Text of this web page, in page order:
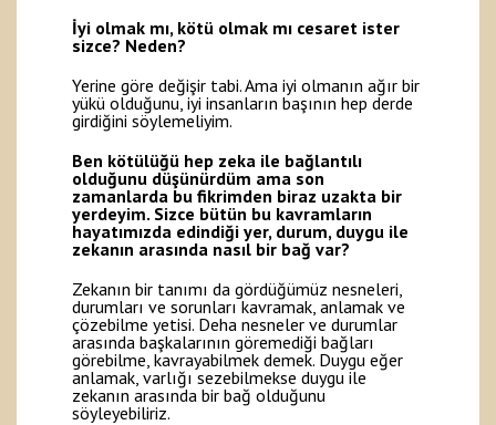
İyi olmak mı, kötü olmak mı cesaret ister
sizce? Neden?
Yerine göre değişir tabi. Ama iyi olmanın ağır bir
yükü olduğunu, iyi insanların başının hep derde
girdiğini söylemeliyim.
Ben kötülüğü hep zeka ile bağlantılı
olduğunu düşünürdüm ama son
zamanlarda bu fikrimden biraz uzakta bir
yerdeyim. Sizce bütün bu kavramların
hayatımızda edindiği yer, durum, duygu ile
zekanın arasında nasıl bir bağ var?
Zekanın bir tanımı da gördüğümüz nesneleri,
durumları ve sorunları kavramak, anlamak ve
çözebilme yetisi. Deha nesneler ve durumlar
arasında başkalarının göremediği bağları
görebilme, kavrayabilmek demek. Duygu eğer
anlamak, varlığı sezebilmekse duygu ile
zekanın arasında bir bağ olduğunu
söyleyebiliriz.